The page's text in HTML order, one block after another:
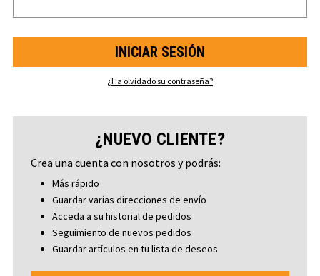
¿Ha olvidado su contraseña?
¿NUEVO CLIENTE?
Crea una cuenta con nosotros y podrás:
Más rápido
Guardar varias direcciones de envío
Acceda a su historial de pedidos
Seguimiento de nuevos pedidos
Guardar artículos en tu lista de deseos